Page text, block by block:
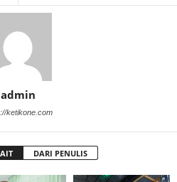
admin
ketikone.com
DARI PENULIS